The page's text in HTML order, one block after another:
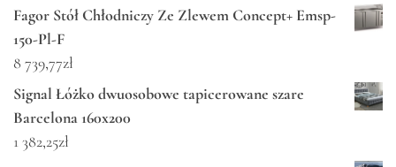
Fagor Stół Chłodniczy Ze Zlewem Concept+ Emsp-
150-Pl-F
8 739,77zł
Signal Łóżko dwuosobowe tapicerowane szare
Barcelona 160x200
1 382,25zł